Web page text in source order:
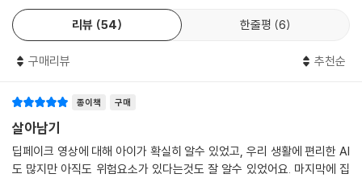
《AI 로봇 세계에서 살아남기 1》에서는 인공 지능의 개념에서부터 인공 지
능의 단계별 분류, 다양한 체험 기술의 세계 등 다양한 정보를 제공하고 있
보를 배워 보세요!
리뷰 54 한줄평 6
구매리뷰 추천순
종이책 구매
살아남기
딥페이크 영상에 대해 아이가 확실히 알수 있었고, 우리 생활에 편리한 AI
도 많지만 아직도 위험요소가 있다는것도 잘 알수 있었어요. 마지막에 집